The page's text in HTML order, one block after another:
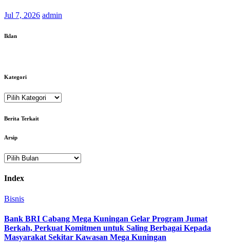
Jul 7, 2026 admin
Iklan
Kategori
Kategori
Berita Terkait
Arsip
Arsip
Index
Bisnis
Bank BRI Cabang Mega Kuningan Gelar Program Jumat
Berkah, Perkuat Komitmen untuk Saling Berbagai Kepada
Masyarakat Sekitar Kawasan Mega Kuningan